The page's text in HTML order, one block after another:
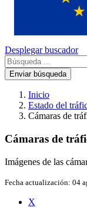
Desplegar buscador
Enviar búsqueda
Inicio
Estado del
Cámaras de
Cámaras de
Imágenes de las
Fecha actualización: 04
X